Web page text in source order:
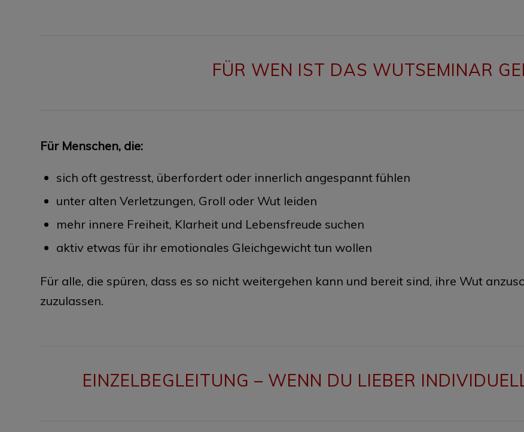
FÜR WEN IST DAS WUTSEMINAR
Für Menschen, die:
sich oft gestresst, überfordert oder innerlich angespannt fühlen
unter alten Verletzungen, Groll oder Wut leiden
mehr innere Freiheit, Klarheit und Lebensfreude suchen
aktiv etwas für ihr emotionales Gleichgewicht tun wollen
Für alle, die spüren, dass es so nicht weitergehen kann und bereit sind, ihre Wut
zuzulassen.
EINZELBEGLEITUNG – WENN DU LIEBER